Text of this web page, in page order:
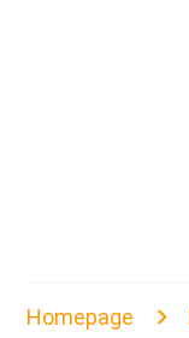
Homepage